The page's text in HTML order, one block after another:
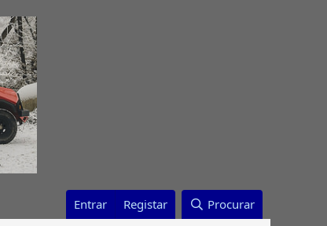
Entrar Registar Procurar